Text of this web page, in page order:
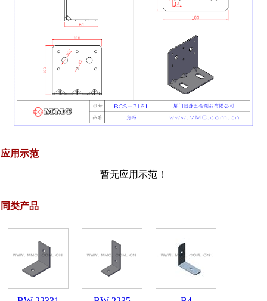
应用示范
暂无应用示范！
同类产品